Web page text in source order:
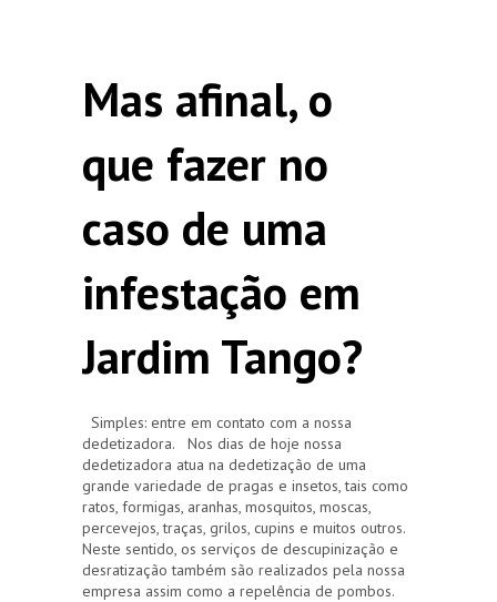
Mas afinal, o
que fazer no
caso de uma
infestação em
Jardim Tango?
Simples: entre em contato com a nossa
dedetizadora. Nos dias de hoje nossa
dedetizadora atua na dedetização de uma
grande variedade de pragas e insetos, tais como
ratos, formigas, aranhas, mosquitos, moscas,
percevejos, traças, grilos, cupins e muitos outros.
Neste sentido, os serviços de descupinização e
desratização também são realizados pela nossa
empresa assim como a repelência de pombos.